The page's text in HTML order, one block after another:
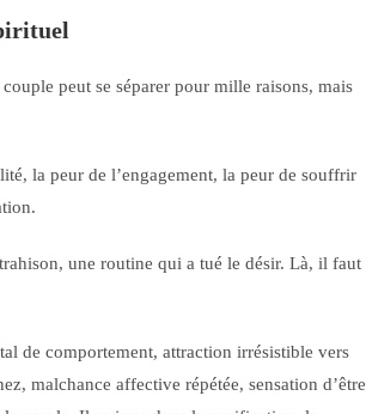
peut se séparer pour mille raisons, mais
la peur de l’engagement, la peur de souffrir
une routine qui a tué le désir. Là, il faut
de comportement, attraction irrésistible vers
malchance affective répétée, sensation d’être